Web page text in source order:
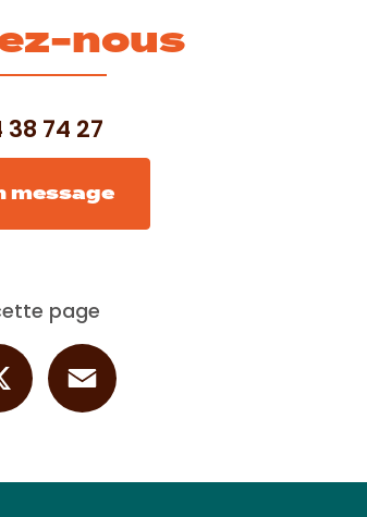
nous
38 74 27
message
page